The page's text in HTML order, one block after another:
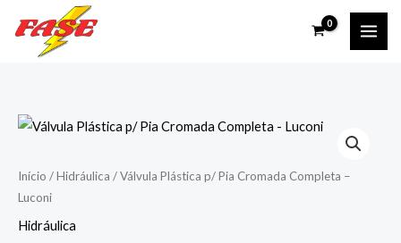
para
Início /Hidráulica / Válvula Plástica p/ Pia Cromada Completa –
Luconi
Hidráulica